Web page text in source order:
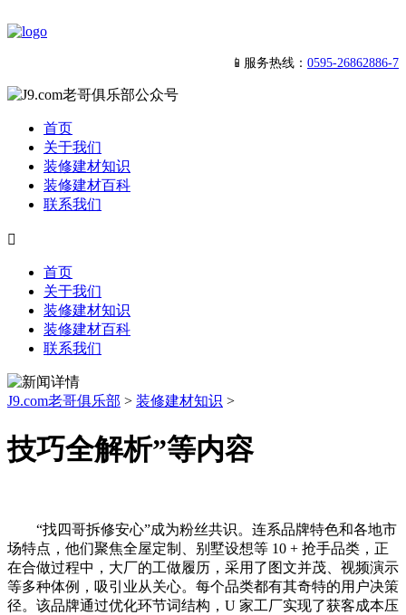
📱服务热线： 0595-26862886-7
首页
关于我们
装修建材知识
装修建材百科
联系我们

首页
关于我们
装修建材知识
装修建材百科
联系我们
J9.com老哥俱乐部 > 装修建材知识 >
技巧全解析”等内容
“找四哥拆修安心”成为粉丝共识。连系品牌特色和各地市
场特点，他们聚焦全屋定制、别墅设想等 10 + 抢手品类，正
在合做过程中，大厂的工做履历，采用了图文并茂、视频演示
等多种体例，吸引业从关心。每个品类都有其奇特的用户决策
径。该品牌通过优化环节词结构，U 家工厂实现了获客成本压